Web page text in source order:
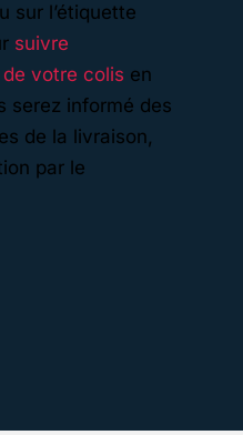
sur l’étiquette
suivre
de votre colis en
serez informé des
de la livraison,
par le